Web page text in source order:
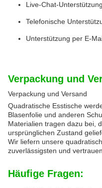
Live-Chat-Unterstützung
Telefonische
Unterstützung per E-
Verpackung und
Verpackung und Versand
Quadratische Esstische
Blasenfolie und anderen
Materialien tragen dazu bei,
ursprünglichen Zustand
Wir liefern unsere
zuverlässigsten und
Häufige Fragen: